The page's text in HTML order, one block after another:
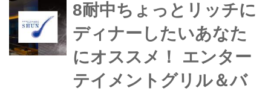
8耐中ちょっとリッチに
ディナーしたいあなた
にオススメ！ エンター
テイメントグリル＆バ